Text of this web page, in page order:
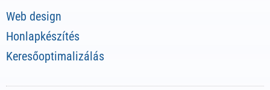
Web design
Honlapkészítés
Keresőoptimalizálás